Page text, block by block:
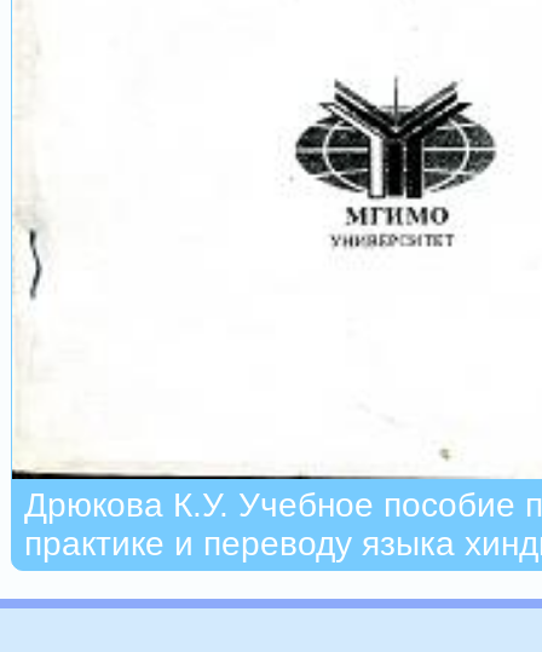
Дрюкова К.У. Учебное пособие
практике и переводу языка